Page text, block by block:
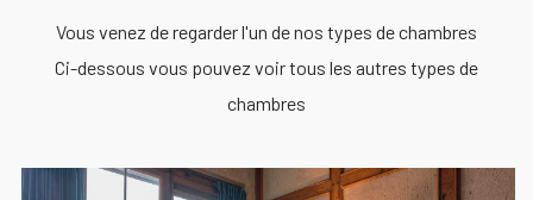
Vous venez de regarder l'un de nos types de chambres
Ci-dessous vous pouvez voir tous les autres types de
chambres